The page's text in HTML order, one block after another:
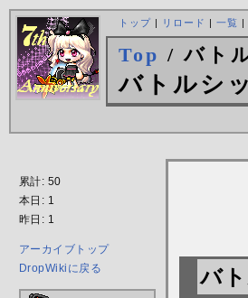
トップ| リロード | 一覧 |
Top / バト
バトルシ
累計: 50
本日: 1
昨日: 1
アーカイブトップ
DropWikiに戻る
バ